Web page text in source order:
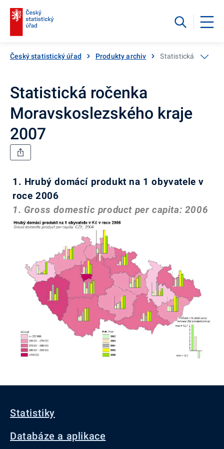
Český statistický úřad Produkty archiv Statistická ročenka
Statistická ročenka
Moravskoslezského kraje
2007
1. Hrubý domácí produkt na 1 obyvatele v
roce 2006
1. Gross domestic product per capita: 2006
Statistiky
Databáze a aplikace